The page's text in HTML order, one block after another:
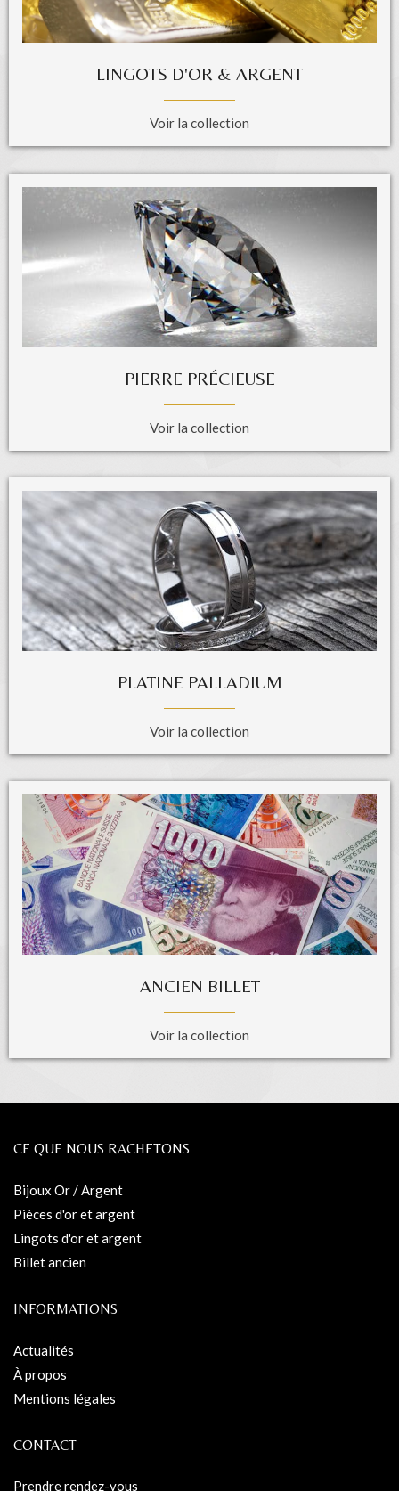
LINGOTS D'OR & ARGENT
Voir la collection
PIERRE PRÉCIEUSE
Voir la collection
PLATINE PALLADIUM
Voir la collection
ANCIEN BILLET
Voir la collection
CE QUE NOUS RACHETONS
Bijoux Or / Argent
Pièces d'or et argent
Lingots d'or et argent
Billet ancien
INFORMATIONS
Actualités
À propos
Mentions légales
CONTACT
Prendre rendez-vous